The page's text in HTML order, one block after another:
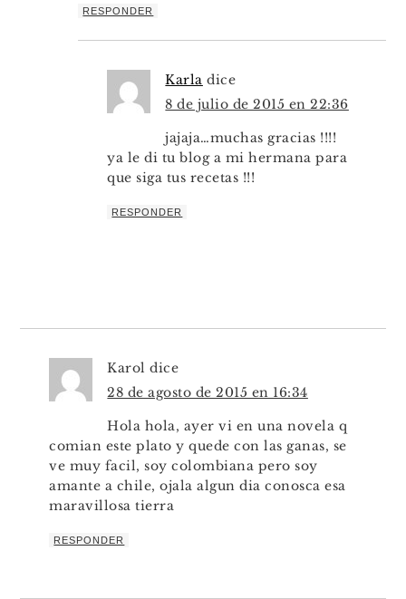
RESPONDER
Karla dice
8 de julio de 2015 en 22:36
jajaja…muchas gracias !!!!
ya le di tu blog a mi hermana para
que siga tus recetas !!!
RESPONDER
Karol dice
28 de agosto de 2015 en 16:34
Hola hola, ayer vi en una novela q
comian este plato y quede con las ganas, se
ve muy facil, soy colombiana pero soy
amante a chile, ojala algun dia conosca esa
maravillosa tierra
RESPONDER